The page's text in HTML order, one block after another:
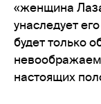
«женщина
унаследует
будет только
настоящих